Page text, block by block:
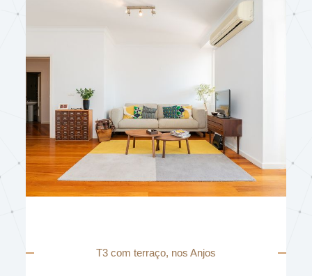
T3 com terraço, nos Anjos